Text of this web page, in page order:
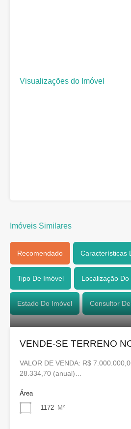
Visualizações do Imóvel
Imóveis Similares
Recomendado Características
Tipo De Imóvel Localização Do
Estado Do Imóvel Consultor
VENDE-SE TERRENO
VALOR DE VENDA: R$
28.334,70 (anual)…
Área
1172 M²